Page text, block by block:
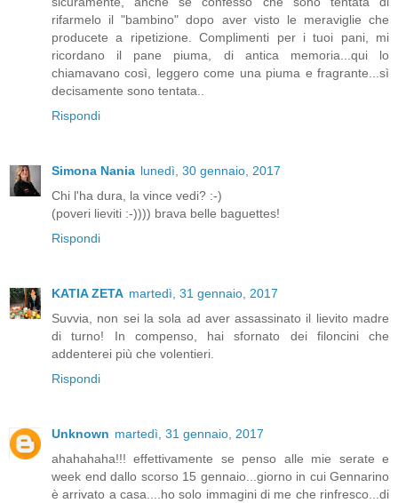
rifarmelo il "bambino" dopo aver visto le meraviglie che
producete a ripetizione. Complimenti per i tuoi pani, mi
ricordano il pane piuma, di antica memoria...qui lo
chiamavano così, leggero come una piuma e fragrante...sì
decisamente sono tentata..
Rispondi
Simona Nania lunedì, 30 gennaio, 2017
Chi l'ha dura, la vince vedi? :-)
(poveri lieviti :-)))) brava belle baguettes!
Rispondi
KATIA ZETA martedì, 31 gennaio, 2017
Suvvia, non sei la sola ad aver assassinato il lievito madre
di turno! In compenso, hai sfornato dei filoncini che
addenterei più che volentieri.
Rispondi
Unknown martedì, 31 gennaio, 2017
ahahahaha!!! effettivamente se penso alle mie serate e
week end dallo scorso 15 gennaio...giorno in cui Gennarino
è arrivato a casa....ho solo immagini di me che rinfresco...di